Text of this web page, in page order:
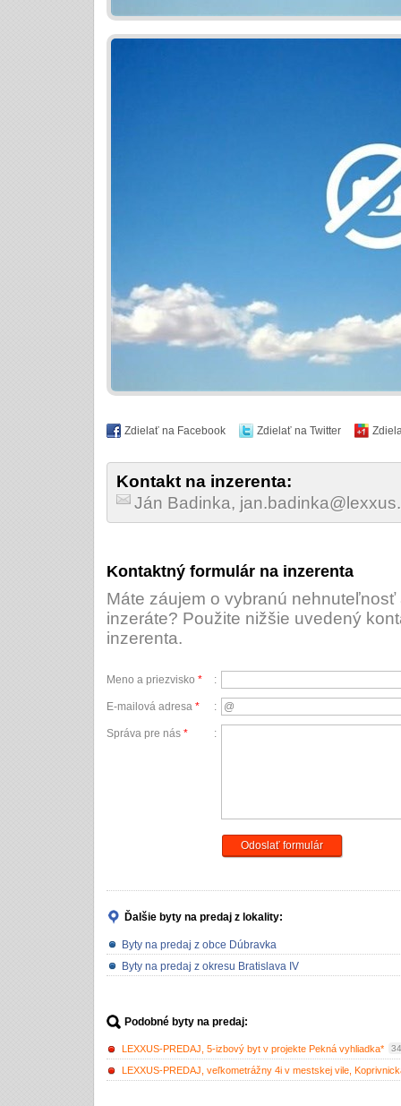
Zdielať na Facebook Zdielať na Twitter
Kontakt na inzerenta:
Ján Badinka,
Kontaktný formulár na inzerenta
Máte záujem o vybranú
inzeráte? Použite nižšie uvedený
inzerenta.
Meno a priezvisko * :
E-mailová adresa * :
Správa pre nás * :
Odoslať formulár
Ďalšie byty na predaj z lokality:
Byty na predaj z obce Dúbravka
Byty na predaj z okresu Bratislava IV
Podobné byty na predaj:
LEXXUS-PREDAJ, 5-izbový byt v projekte Pekná vyhliadka*
LEXXUS-PREDAJ, veľkometrážny 4i v mestskej vile,